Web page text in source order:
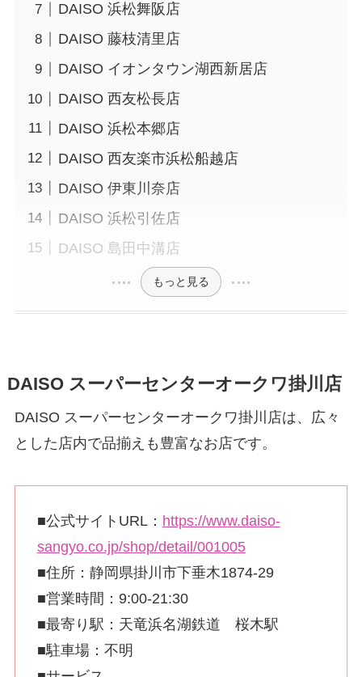
DAISO 浜松舞阪店
DAISO 藤枝清里店
DAISO イオンタウン湖西新居店
DAISO 西友松長店
DAISO 浜松本郷店
DAISO 西友楽市浜松船越店
DAISO 伊東川奈店
DAISO 浜松引佐店
DAISO 島田中溝店
もっと見る
DAISO スーパーセンターオークワ掛川店
DAISO スーパーセンターオークワ掛川店は、広々
とした店内で品揃えも豊富なお店です。
■公式サイトURL： https://www.daiso-
sangyo.co.jp/shop/detail/001005
■住所：静岡県掛川市下垂木1874-29
■営業時間：9:00-21:30
■最寄り駅：天竜浜名湖鉄道 桜木駅
■駐車場：不明